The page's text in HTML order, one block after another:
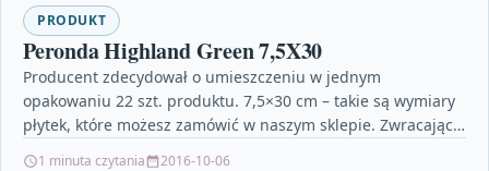
PRODUKT
Peronda Highland Green 7,5X30
Producent zdecydował o umieszczeniu w jednym
opakowaniu 22 szt. produktu. 7,5×30 cm – takie są wymiary
płytek, które możesz zamówić w naszym sklepie. Zwracając…
1 minuta czytania 2016-10-06